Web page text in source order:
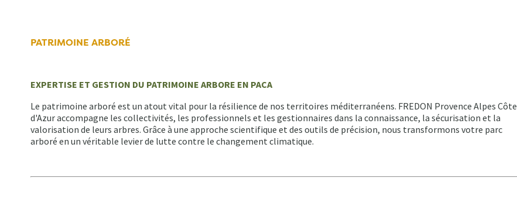
d'Ariane
PATRIMOINE ARBORÉ
EXPERTISE ET GESTION DU PATRIMOINE ARBORE EN PACA
Le patrimoine arboré est un atout vital pour la résilience de nos territoires méditerranéens. FREDON Provence Alpes Côte
d'Azur accompagne les collectivités, les professionnels et les gestionnaires dans la connaissance, la sécurisation et la
valorisation de leurs arbres. Grâce à une approche scientifique et des outils de précision, nous transformons votre parc
arboré en un véritable levier de lutte contre le changement climatique.